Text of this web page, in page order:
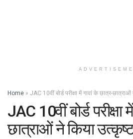
Home » JAC 10वीं बोर्ड परीक्षा में गावां के छात्र-
JAC 10वीं बोर्ड
छात्राओं ने किया